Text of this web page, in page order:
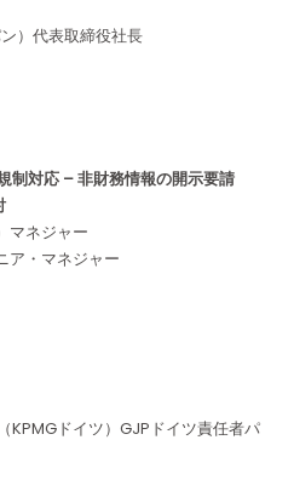
）代表取締役社長
制対応 – 非財務情報の開示要請
マネジャー
・マネジャー
KPMGドイツ）GJPドイツ責任者パ